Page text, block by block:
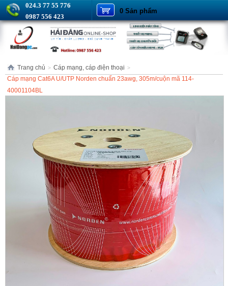
024.3 77 55 776
0987 556 423
0 Sản phẩm
Trang chủ > Cáp mạng, cáp điện thoại >
Cáp mạng Cat6A U/UTP Norden chuẩn 23awg, 305m/cuộn mã 114-
40001104BL